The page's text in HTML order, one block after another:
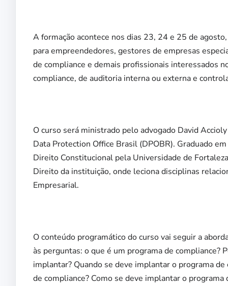
A formação acontece nos dias 23, 24 e 25 de
para empreendedores, gestores de empresas
de compliance e demais profissionais interessados
compliance, de auditoria interna ou externa e
O curso será ministrado pelo advogado David
Data Protection Office Brasil (DPOBR). Graduado
Direito Constitucional pela Universidade de
Direito da instituição, onde leciona disciplinas
Empresarial.
O conteúdo programático do curso vai seguir a
às perguntas: o que é um programa de
implantar? Quando se deve implantar o programa
de compliance? Como se deve implantar o